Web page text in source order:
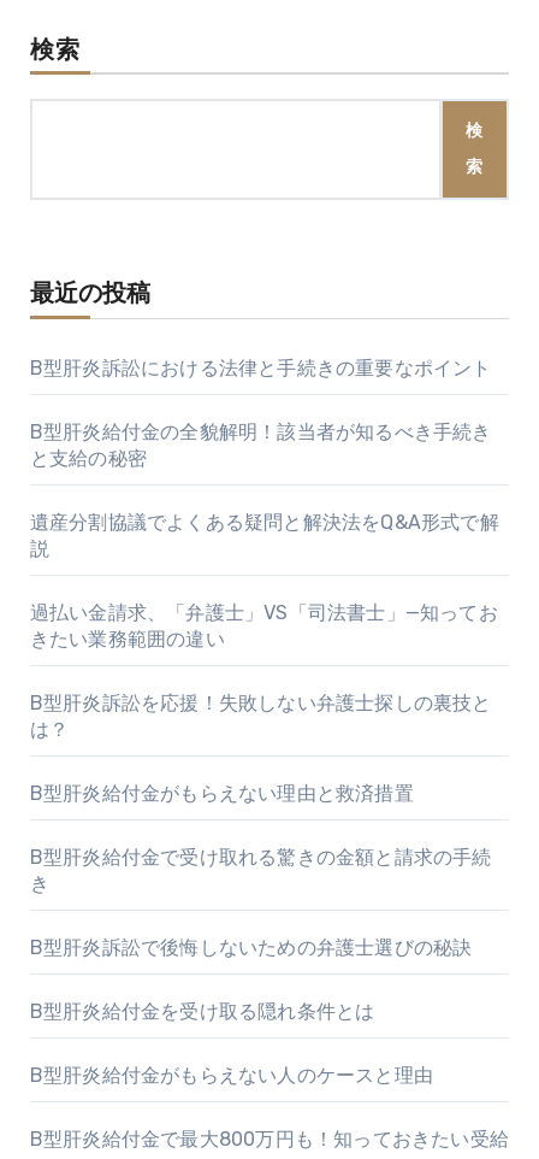
検索
検
索
最近の投稿
B型肝炎訴訟における法律と手続きの重要なポイント
B型肝炎給付金の全貌解明！該当者が知るべき手続き
と支給の秘密
遺産分割協議でよくある疑問と解決法をQ&A形式で解
説
過払い金請求、「弁護士」VS「司法書士」—知ってお
きたい業務範囲の違い
B型肝炎訴訟を応援！失敗しない弁護士探しの裏技と
は？
B型肝炎給付金がもらえない理由と救済措置
B型肝炎給付金で受け取れる驚きの金額と請求の手続
き
B型肝炎訴訟で後悔しないための弁護士選びの秘訣
B型肝炎給付金を受け取る隠れ条件とは
B型肝炎給付金がもらえない人のケースと理由
B型肝炎給付金で最大800万円も！知っておきたい受給